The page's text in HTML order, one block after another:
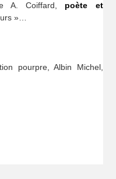
A. Coiffard, poète et
»…
pourpre, Albin Michel,